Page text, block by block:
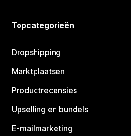
Topcategorieën
Dropshipping
Marktplaatsen
Productrecensies
Upselling en bundels
E-mailmarketing